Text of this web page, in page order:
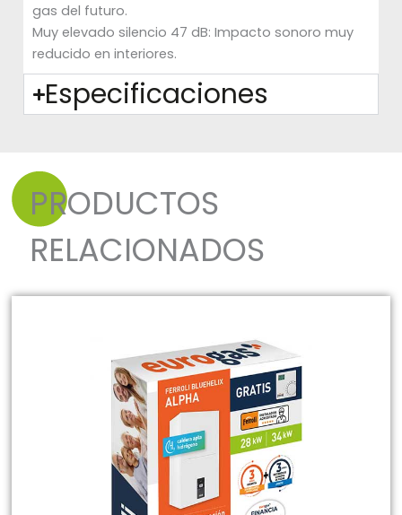
gas del futuro.
Muy elevado silencio 47 dB: Impacto sonoro muy
reducido en interiores.
Especificaciones
PRODUCTOS
RELACIONADOS